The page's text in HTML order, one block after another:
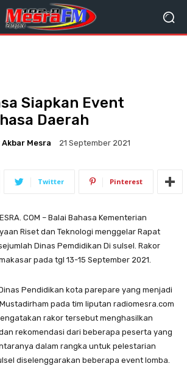
Siapkan Event
Daerah
Akbar Mesra 21 September 2021
Twitter Pinterest
COM – Balai Bahasa Kementerian
Riset dan Teknologi menggelar Rapat
Dinas Pemdidikan Di sulsel. Rakor
pada tgl 13-15 September 2021.
Pendidikan kota parepare yang menjadi
pada tim liputan radiomesra.com
rakor tersebut menghasilkan
rekomendasi dari beberapa peserta yang
dalam rangka untuk pelestarian
diselenggarakan beberapa event lomba.